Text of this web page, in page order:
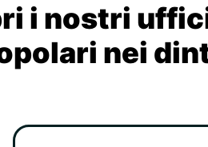
i nostri
nei